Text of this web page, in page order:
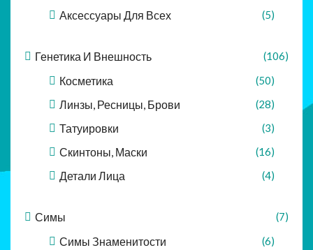
Аксессуары Для Всех (5)
Генетика И Внешность (106)
Косметика (50)
Линзы, Ресницы, Брови (28)
Татуировки (3)
Скинтоны, Маски (16)
Детали Лица (4)
Симы (7)
Симы Знаменитости (6)